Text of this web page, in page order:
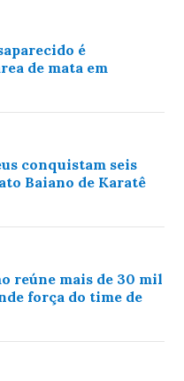
é
de mata em
conquistam seis
Baiano de Karatê
reúne mais de 30 mil
força do time de